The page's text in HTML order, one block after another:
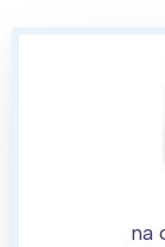
na